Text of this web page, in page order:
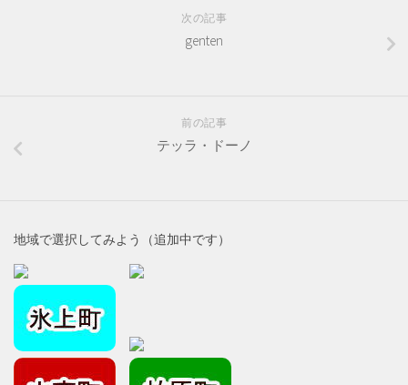
次の記事
genten
前の記事
テッラ・ドーノ
地域で選択してみよう（追加中です）